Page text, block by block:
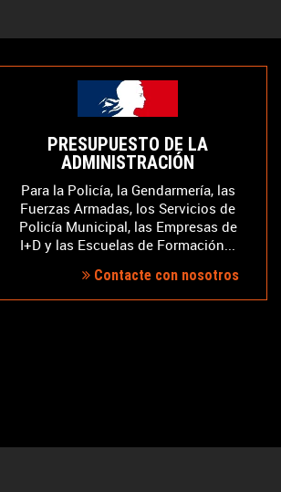
PRESUPUESTO DE LA
ADMINISTRACIÓN
Para la Policía, la Gendarmería, las
Fuerzas Armadas, los Servicios de
Policía Municipal, las Empresas de
I+D y las Escuelas de Formación...
Contacte con nosotros